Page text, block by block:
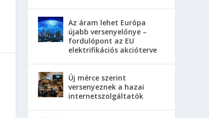
Az áram lehet Európa
újabb versenyelőnye –
fordulópont az EU
elektrifikációs akcióterve
Új mérce szerint
versenyeznek a hazai
internetszolgáltatók